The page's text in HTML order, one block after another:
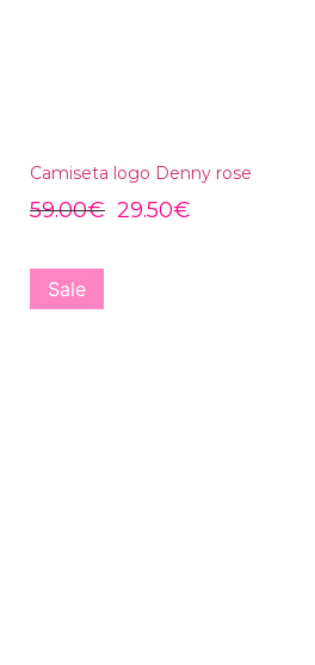
Camiseta logo Denny rose
59.00€ 29.50€
Sale